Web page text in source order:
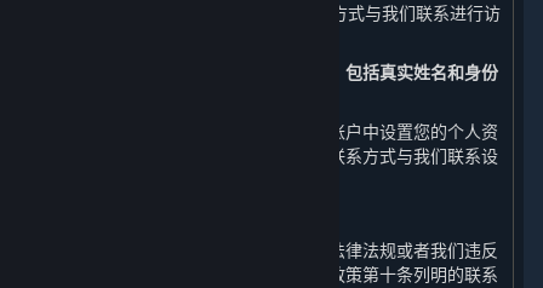
2. 您可以通过本政策第十条列明的联系方式与我们联系进行访
请注意，您注册时提交的实名认证信息，包括真实姓名和身份
此外，您还可以通过平台客户端在您的账户中设置您的个人资
料公开事宜或通过本政策第十条列明的联系方式与我们联系设
如果我们处理您的个人信息的行为违反法律法规或者我们违反
了您和我们之间的约定，您可以通过本政策第十条列明的联系